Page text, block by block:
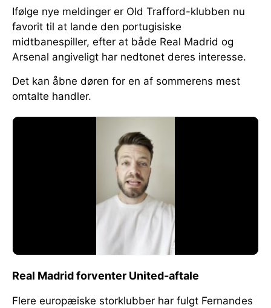
Ifølge nye meldinger er Old Trafford-klubben nu
favorit til at lande den portugisiske
midtbanespiller, efter at både Real Madrid og
Arsenal angiveligt har nedtonet deres interesse.
Det kan åbne døren for en af sommerens mest
omtalte handler.
Real Madrid forventer United-aftale
Flere europæiske storklubber har fulgt Fernandes